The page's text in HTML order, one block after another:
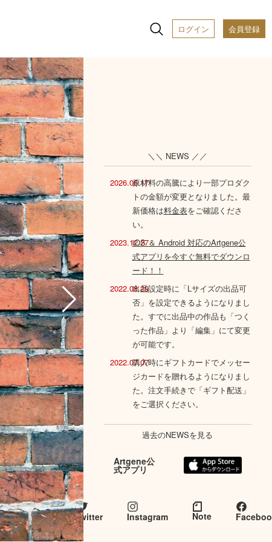
ログイン 会員登録
＼＼ NEWS ／／
2026.06.17原材料の高騰により一部プロダク
トの金額が変更となりました。最
新価格は料金表をご確認くださ
い。
2023.12.27iOS ＆ Android 対応のArtgene公
式アプリを今すぐ無料でダウンロ
ード！！
2022.08.29出品設定時に「Lサイズの出品可
否」を設定できるようになりまし
た。すでに出品中の作品も「つく
った作品」より「編集」にて変更
が可能です。
2022.07.07購入時にギフトカードでメッセー
ジカードを贈れるようになりまし
た。注文手続きで「ギフト配送」
をご選択ください。
過去のNEWSを見る
Artgene公
式アプリ
Artgene
とつな
がる twitter Instagram Note